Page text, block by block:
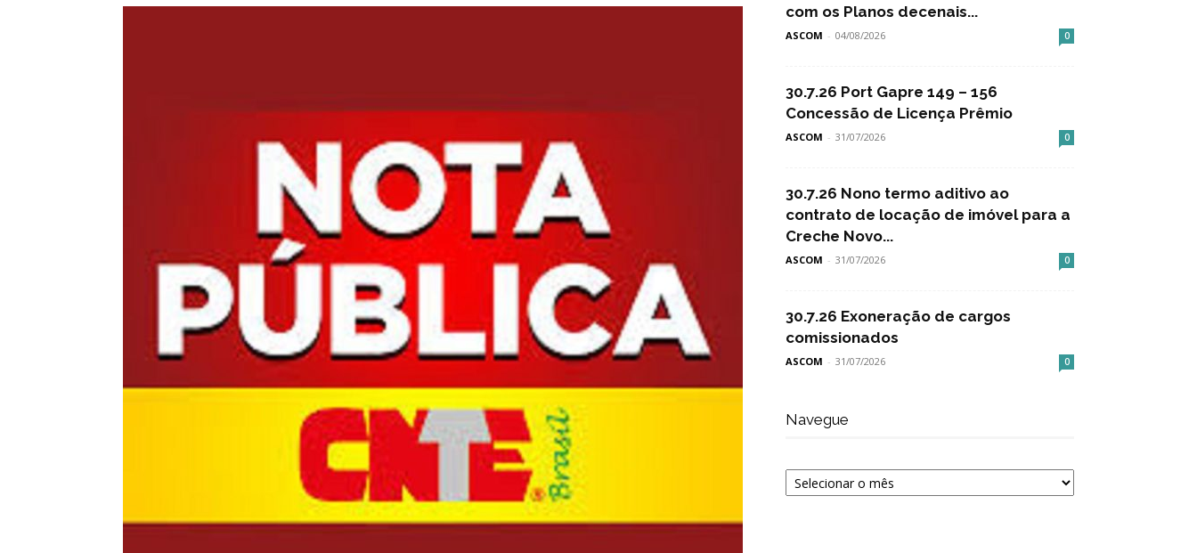
com os Planos decenais...
ASCOM - 04/08/2026 0
30.7.26 Port Gapre 149 – 156
Concessão de Licença Prêmio
ASCOM - 31/07/2026 0
30.7.26 Nono termo aditivo ao
contrato de locação de imóvel para a
Creche Novo...
ASCOM - 31/07/2026 0
30.7.26 Exoneração de cargos
comissionados
ASCOM - 31/07/2026 0
Navegue
Navegue